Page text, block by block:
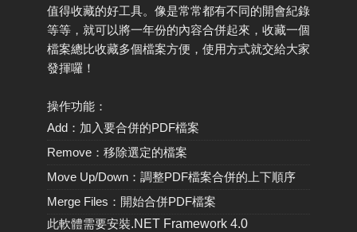
值得收藏的好工具。像是常常都有不同的開會紀錄
等等，就可以將一年份的內容合併起來，收藏一個
檔案總比收藏多個檔案方便，使用方式就交給大家
發揮囉！
操作功能：
Add：加入要合併的PDF檔案
Remove：移除選定的檔案
Move Up/Down：調整PDF檔案合併的上下順序
Merge Files：開始合併PDF檔案
此軟體需要安裝.NET Framework 4.0